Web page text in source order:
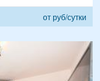
от руб/сутки